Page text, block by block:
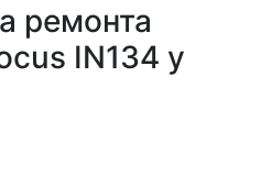
ремонта
IN134 у